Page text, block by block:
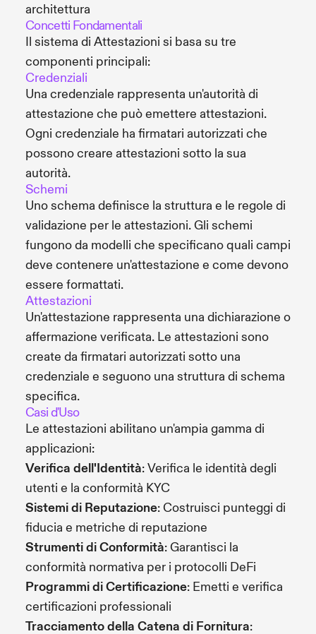
architettura
Concetti Fondamentali
Il sistema di Attestazioni si basa su tre
componenti principali:
Credenziali
Una credenziale rappresenta un'autorità di
attestazione che può emettere attestazioni.
Ogni credenziale ha firmatari autorizzati che
possono creare attestazioni sotto la sua
autorità.
Schemi
Uno schema definisce la struttura e le regole di
validazione per le attestazioni. Gli schemi
fungono da modelli che specificano quali campi
deve contenere un'attestazione e come devono
essere formattati.
Attestazioni
Un'attestazione rappresenta una dichiarazione o
affermazione verificata. Le attestazioni sono
create da firmatari autorizzati sotto una
credenziale e seguono una struttura di schema
specifica.
Casi d'Uso
Le attestazioni abilitano un'ampia gamma di
applicazioni:
Verifica dell'Identità: Verifica le identità degli
utenti e la conformità KYC
Sistemi di Reputazione: Costruisci punteggi di
fiducia e metriche di reputazione
Strumenti di Conformità: Garantisci la
conformità normativa per i protocolli DeFi
Programmi di Certificazione: Emetti e verifica
certificazioni professionali
Tracciamento della Catena di Fornitura: